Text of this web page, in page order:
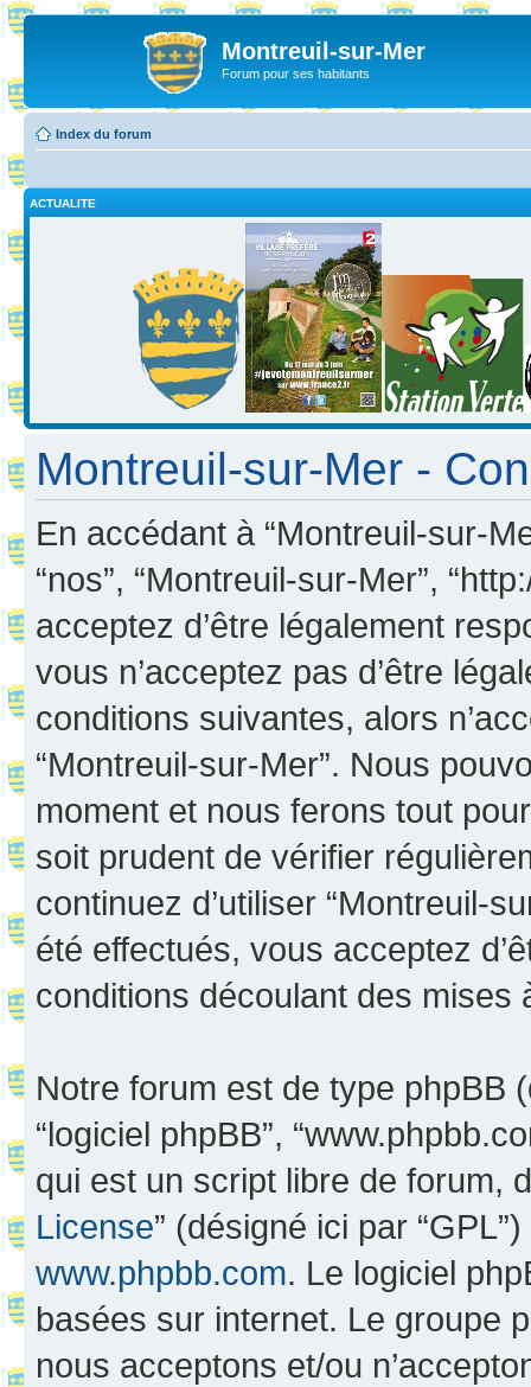
Montreuil-sur-Mer
Forum pour ses habitants
Index du forum
ACTUALITE
Montreuil-sur-Mer -
En accédant à “Montreuil-sur-
“nos”, “Montreuil-sur-Mer”,
acceptez d’être légalement
vous n’acceptez pas d’être
conditions suivantes, alors
“Montreuil-sur-Mer”. Nous
moment et nous ferons tout
soit prudent de vérifier
continuez d’utiliser “Montreuil-
été effectués, vous acceptez
conditions découlant des mises
Notre forum est de type phpBB
“logiciel phpBB”,
qui est un script libre de forum,
License” (désigné ici par
www.phpbb.com. Le logiciel
basées sur internet. Le groupe
nous acceptons et/ou